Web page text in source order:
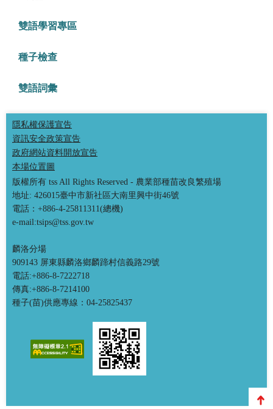
雙語學習專區
種子檢查
雙語詞彙
隱私權保護宣告
資訊安全政策宣告
政府網站資料開放宣告
本場位置圖
版權所有 tss All Rights Reserved - 農業部種苗改良繁殖場
地址: 426015臺中市新社區大南里興中街46號
電話：+886-4-25811311(總機)
e-mail:tsips@tss.gov.tw
麟洛分場
909143 屏東縣麟洛鄉麟蹄村信義路29號
電話:+886-8-7222718
傳真:+886-8-7214100
種子(苗)供應專線：04-25825437